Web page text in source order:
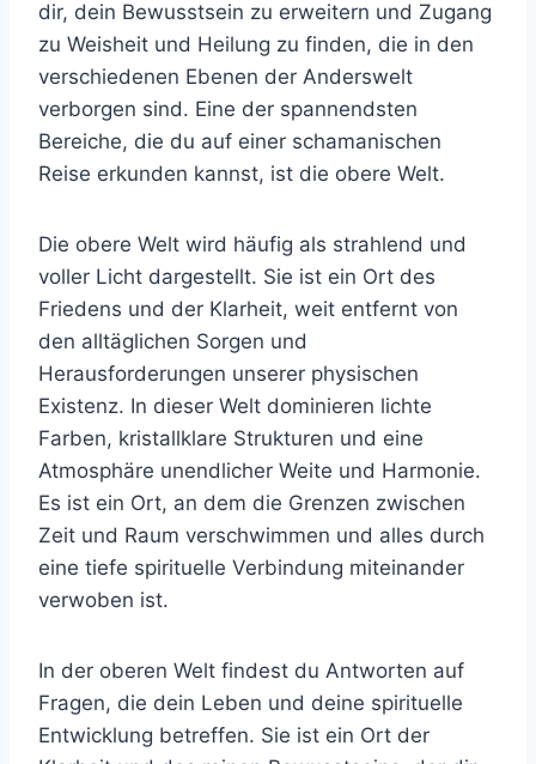
dir, dein Bewusstsein zu erweitern und Zugang
zu Weisheit und Heilung zu finden, die in den
verschiedenen Ebenen der Anderswelt
verborgen sind. Eine der spannendsten
Bereiche, die du auf einer schamanischen
Reise erkunden kannst, ist die obere Welt.
Die obere Welt wird häufig als strahlend und
voller Licht dargestellt. Sie ist ein Ort des
Friedens und der Klarheit, weit entfernt von
den alltäglichen Sorgen und
Herausforderungen unserer physischen
Existenz. In dieser Welt dominieren lichte
Farben, kristallklare Strukturen und eine
Atmosphäre unendlicher Weite und Harmonie.
Es ist ein Ort, an dem die Grenzen zwischen
Zeit und Raum verschwimmen und alles durch
eine tiefe spirituelle Verbindung miteinander
verwoben ist.
In der oberen Welt findest du Antworten auf
Fragen, die dein Leben und deine spirituelle
Entwicklung betreffen. Sie ist ein Ort der